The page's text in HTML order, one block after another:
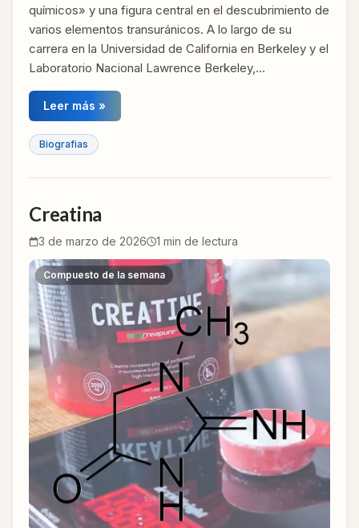
químicos» y una figura central en el descubrimiento de
varios elementos transuránicos. A lo largo de su
carrera en la Universidad de California en Berkeley y el
Laboratorio Nacional Lawrence Berkeley,…
Leer más »
Biografias
Creatina
3 de marzo de 2026 1 min de lectura
Compuesto de la semana